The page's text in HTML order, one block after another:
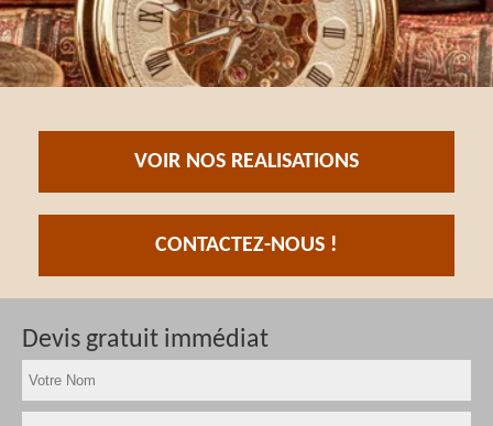
VOIR NOS REALISATIONS
CONTACTEZ-NOUS !
Devis gratuit immédiat